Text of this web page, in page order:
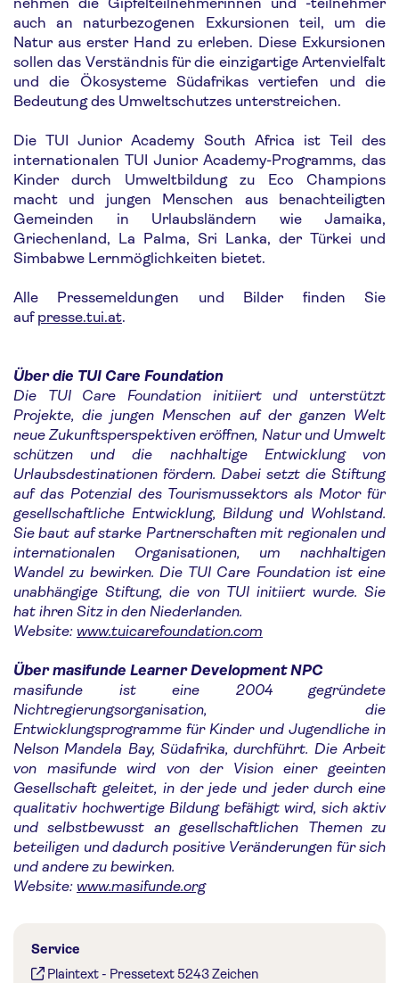
auch an naturbezogenen Exkursionen teil, um die
Natur aus erster Hand zu erleben. Diese Exkursionen
sollen das Verständnis für die einzigartige Artenvielfalt
und die Ökosysteme Südafrikas vertiefen und die
Bedeutung des Umweltschutzes unterstreichen.
Die TUI Junior Academy South Africa ist Teil des
internationalen TUI Junior Academy-Programms, das
Kinder durch Umweltbildung zu Eco Champions
macht und jungen Menschen aus benachteiligten
Gemeinden in Urlaubsländern wie Jamaika,
Griechenland, La Palma, Sri Lanka, der Türkei und
Simbabwe Lernmöglichkeiten bietet.
Alle Pressemeldungen und Bilder finden Sie
auf presse.tui.at.
Über die TUI Care Foundation
Die TUI Care Foundation initiiert und unterstützt
Projekte, die jungen Menschen auf der ganzen Welt
neue Zukunftsperspektiven eröffnen, Natur und Umwelt
schützen und die nachhaltige Entwicklung von
Urlaubsdestinationen fördern. Dabei setzt die Stiftung
auf das Potenzial des Tourismussektors als Motor für
gesellschaftliche Entwicklung, Bildung und Wohlstand.
Sie baut auf starke Partnerschaften mit regionalen und
internationalen Organisationen, um nachhaltigen
Wandel zu bewirken. Die TUI Care Foundation ist eine
unabhängige Stiftung, die von TUI initiiert wurde. Sie
hat ihren Sitz in den Niederlanden.
Website: www.tuicarefoundation.com
Über masifunde Learner Development NPC
masifunde ist eine 2004 gegründete
Nichtregierungsorganisation, die
Entwicklungsprogramme für Kinder und Jugendliche in
Nelson Mandela Bay, Südafrika, durchführt. Die Arbeit
von masifunde wird von der Vision einer geeinten
Gesellschaft geleitet, in der jede und jeder durch eine
qualitativ hochwertige Bildung befähigt wird, sich aktiv
und selbstbewusst an gesellschaftlichen Themen zu
beteiligen und dadurch positive Veränderungen für sich
und andere zu bewirken.
Website: www.masifunde.org
Service
Plaintext- Pressetext 5243 Zeichen